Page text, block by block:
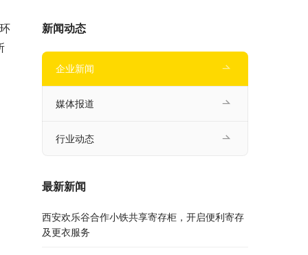
新闻动态
企业新闻
媒体报道
行业动态
最新新闻
西安欢乐谷合作小铁共享寄存柜，开启便利寄存
及更衣服务